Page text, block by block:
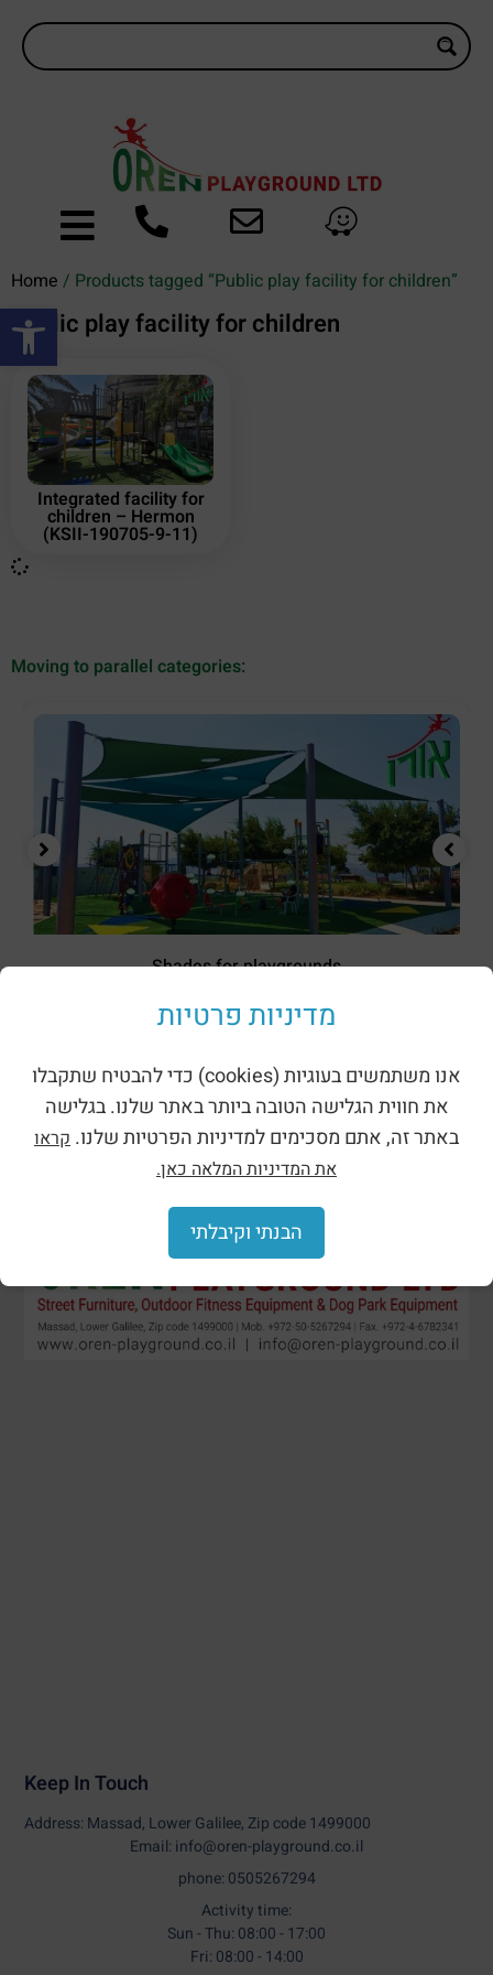
Open toolbar
Home / Products tagged “Public play facility for children”
Public play facility for children
Integrated facility for
children – Hermon
(KSII-190705-9-11)
Moving to parallel categories:
Shades for playgrounds
Keep In Touch
Address: Massad, Lower Galilee, Zip code 1499000
Email: info@oren-playground.co.il
phone: 0505267294
Activity time:
Sun - Thu: 08:00 - 17:00
Fri: 08:00 - 14:00
מדיניות פרטיות
אנו משתמשים בעוגיות (cookies) כדי להבטיח שתקבלו
את חווית הגלישה הטובה ביותר באתר שלנו. בגלישה
באתר זה, אתם מסכימים למדיניות הפרטיות שלנו. קראו
את המדיניות המלאה כאן.
הבנתי וקיבלתי